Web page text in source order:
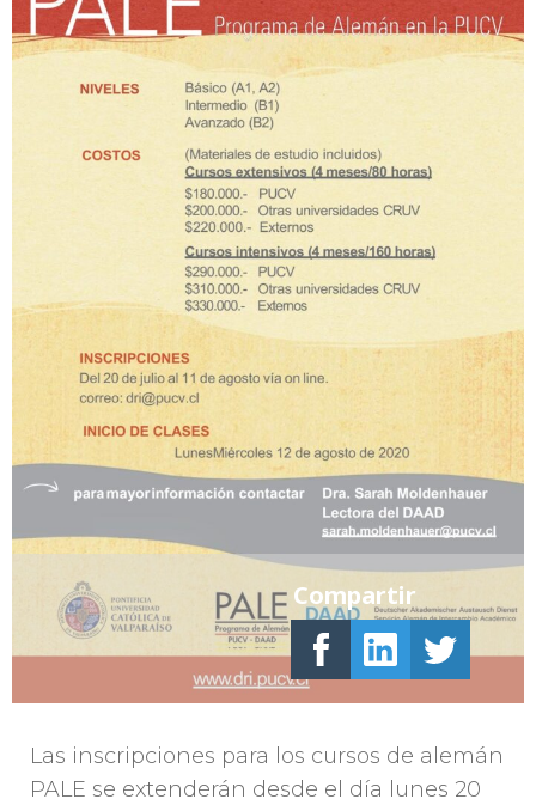
Las inscripciones para los cursos de alemán
PALE se extenderán desde el día lunes 20
Compartir